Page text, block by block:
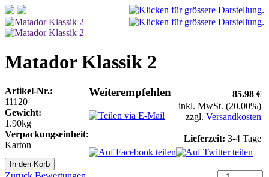
Matador Klassik 2
Artikel-Nr.:
11120
Gewicht:
1.90kg
Verpackungseinheit:
Karton
85.98 €
inkl. MwSt. (20.00%)
zzgl. Versandkosten
Lieferzeit: 3-4 Tage
Weiterempfehlen